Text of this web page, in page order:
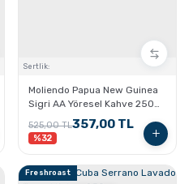
Sertlik:
Moliendo Papua New Guinea
Sigri AA Yöresel Kahve 250
525,00 TL357,00 TL
%32
Freshroast